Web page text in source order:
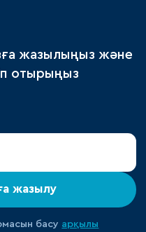
жазылыңыз және
отырыңыз
жазылу
басу арқылы